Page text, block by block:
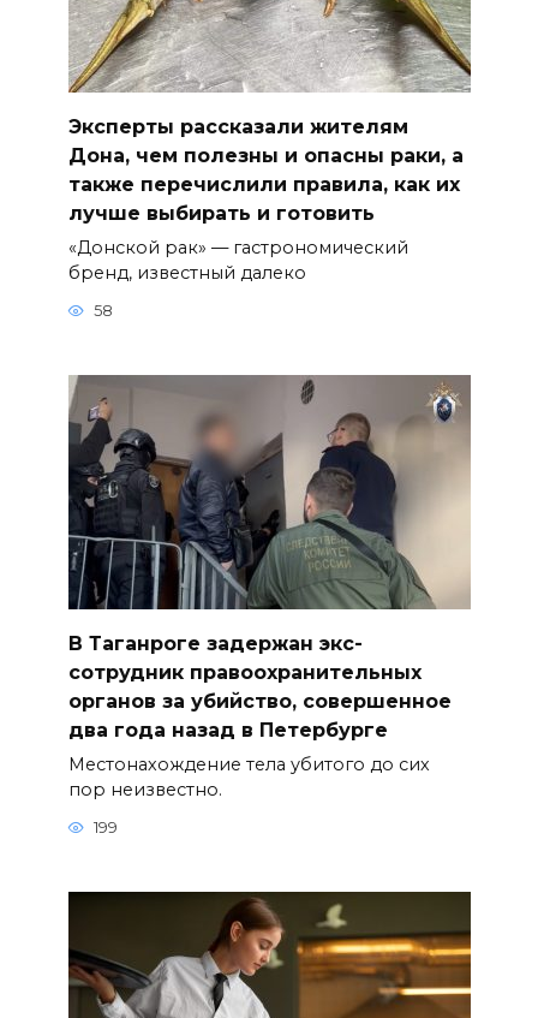
Эксперты рассказали жителям
Дона, чем полезны и опасны раки, а
также перечислили правила, как их
лучше выбирать и готовить
«Донской рак» — гастрономический
бренд, известный далеко
58
В Таганроге задержан экс-
сотрудник правоохранительных
органов за убийство, совершенное
два года назад в Петербурге
Местонахождение тела убитого до сих
пор неизвестно.
199